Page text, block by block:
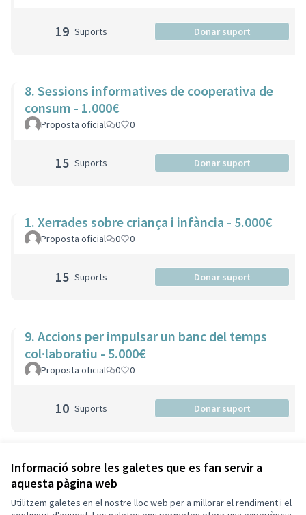
Informació sobre les galetes que es fan servir a
aquesta pàgina web
Utilitzem galetes en el nostre lloc web per a millorar el rendiment i el
19 Suports Donar suport
8. Sessions informatives de cooperativa de
consum - 1.000€
Proposta oficial 0 0
15 Suports Donar suport
1. Xerrades sobre criança i infància - 5.000€
Proposta oficial 0 0
15 Suports Donar suport
9. Accions per impulsar un banc del temps
col·laboratiu - 5.000€
Proposta oficial 0 0
10 Suports Donar suport
Veure totes les propostes retirades
Termes i condicions d'ús